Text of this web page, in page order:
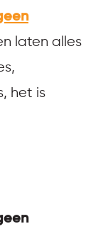
laten alles
het is